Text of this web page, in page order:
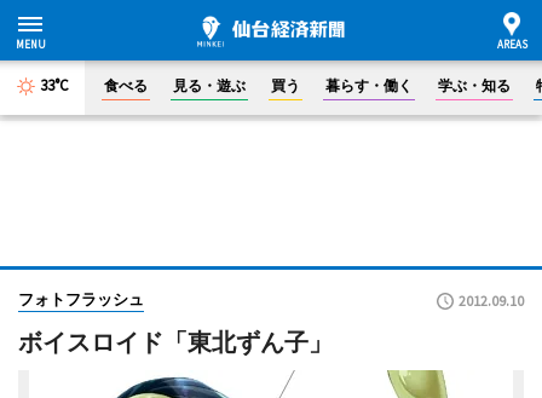
33°C 食べる 見る・遊ぶ 買う 暮らす・働く 学ぶ・知る
フォトフラッシュ 2012.09.10
ボイスロイド「東北ずん子」